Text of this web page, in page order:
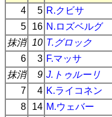
4
5 R.クビサ
5
16 N.ロズベルグ
抹消
10 T.グロック
6
3 F.マッサ
抹消
9 J.トゥルーリ
7
4 K.ライコネン
8
14 M.ウェバー